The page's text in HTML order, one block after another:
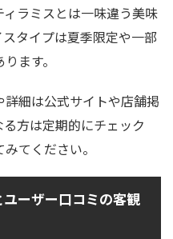
ラミスとは一味違う美味
タイプは夏季限定や一部
ます。
細は公式サイトや店舗掲
方は定期的にチェック
てください。
ーザー口コミの客観